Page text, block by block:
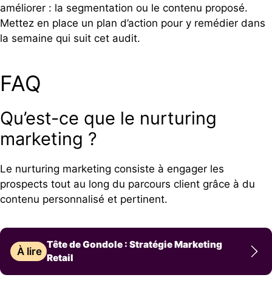
améliorer : la segmentation ou le contenu proposé.
Mettez en place un plan d’action pour y remédier dans
la semaine qui suit cet audit.
FAQ
Qu’est-ce que le nurturing
marketing ?
Le nurturing marketing consiste à engager les
prospects tout au long du parcours client grâce à du
contenu personnalisé et pertinent.
À lire
Tête de Gondole : Stratégie Marketing
Retail